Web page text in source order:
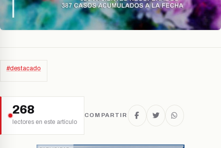
#destacado
268
lectores en este artículo
COMPARTIR